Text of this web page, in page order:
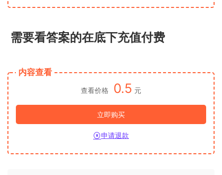
需要看答案的在底下充值付费
内容查看
查看价格 0.5 元
立即购买
申请退款